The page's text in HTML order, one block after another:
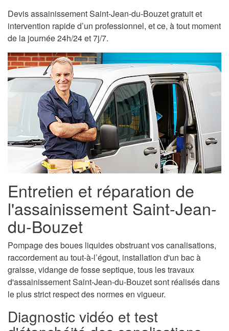
Devis assainissement Saint-Jean-du-Bouzet gratuit et
intervention rapide d’un professionnel, et ce, à tout moment
de la journée 24h/24 et 7j/7.
Entretien et réparation de
l'assainissement Saint-Jean-
du-Bouzet
Pompage des boues liquides obstruant vos canalisations,
raccordement au tout-à-l’égout, installation d'un bac à
graisse, vidange de fosse septique, tous les travaux
d'assainissement Saint-Jean-du-Bouzet sont réalisés dans
le plus strict respect des normes en vigueur.
Diagnostic vidéo et test